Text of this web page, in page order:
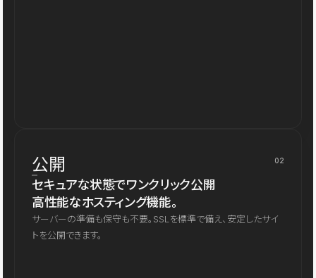
公開 02
セキュアな状態でワンクリック公開
高性能なホスティング機能。
サーバーの準備も保守も不要。SSLを標準で備え、安定したサイ
トを公開できます。